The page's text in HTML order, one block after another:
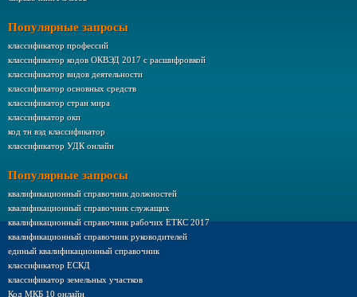
Популярные запросы
классификатор профессий
классификатор кодов ОКВЭД 2017 с расшифровкой
классификатор видов деятельности
классификатор основных средств
классификатор стран мира
классификатор окп
код тн вэд классификатор
классификатор УДК онлайн
Популярные запросы
квалификационный справочник должностей
квалификационный справочник служащих
квалификационный справочник рабочих ЕТКС 2017
квалификационный справочник руководителей
единый квалификационный справочник
классификатор ЕСКД
классификатор земельных участков
Код МКБ 10 онлайн